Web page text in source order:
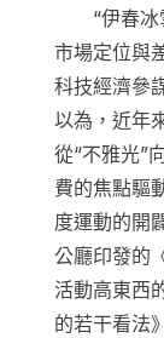
“伊春
市場定位與
科技經濟參
以為，近年
從“不雅光”
費的焦點驅
度運動的開
公廳印發的
活動高東西
的若干看法